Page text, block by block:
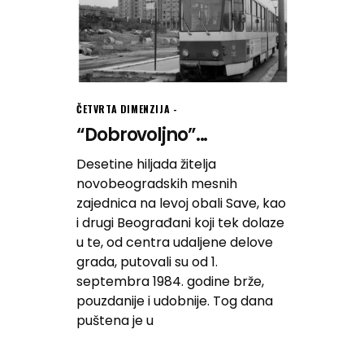
ČETVRTA DIMENZIJA
“Dobrovoljno”...
Desetine hiljada žitelja
novobeogradskih mesnih
zajednica na levoj obali Save, kao
i drugi Beograđani koji tek dolaze
u te, od centra udaljene delove
grada, putovali su od 1.
septembra 1984. godine brže,
pouzdanije i udobnije. Tog dana
puštena je u